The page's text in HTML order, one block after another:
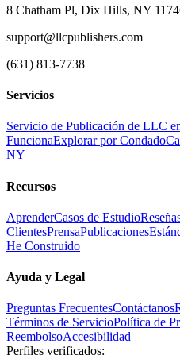
8 Chatham Pl, Dix Hills, NY
support@llcpublishers.com
(631) 813-7738
Servicios
Servicio de Publicación de LLC
FuncionaExplorar por Condado
NY
Recursos
AprenderCasos de Estudio
ClientesPrensaPublicaciones
He Construido
Ayuda y Legal
Preguntas FrecuentesContáctanos
Términos de ServicioPolítica de
ReembolsoAccesibilidad
Perfiles verificados: